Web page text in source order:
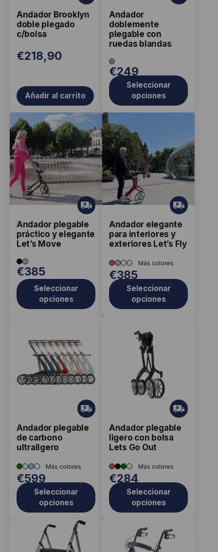
Andador Brooklyn
doble plegado
c/bolsa
ati
s
€218,90
Añadir al carrito
Andador
doblemente
plegable con
ruedas blandas
ati
€249
Seleccionar
opciones
pueden
elegir
en
la
página
de
producto
Andador plegable
práctico y elegante
Let’s Move
Gr
ati
s
€385
Seleccionar
opciones
Este
producto
tiene
múltiples
variantes.
Las
opciones
pueden
elegir
en
la
página
de
producto
Andador elegante
para interiores y
exteriores Let’s Fly
Gr
ati
s
€385
Seleccionar
opciones
Este
producto
tiene
múltiples
variantes.
Las
opciones
pueden
elegir
la
página
de
producto
Andador plegable
de carbono
ultraligero
Gr
ati
s
€599
Seleccionar
opciones
producto
tiene
múltiples
variantes.
pueden
elegir
la
página
de
producto
Andador plegable
ligero con bolsa
Lets Go Out
Gr
ati
s
€284
Seleccionar
opciones
producto
múltiples
variantes.
pueden
elegir
la
página
de
producto
producto